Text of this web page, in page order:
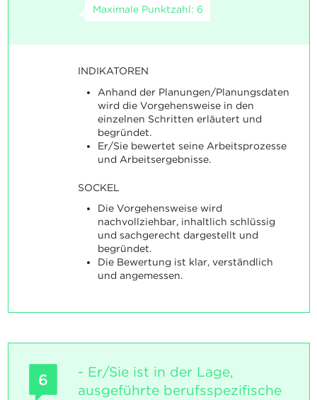
Maximale Punktzahl: 6
INDIKATOREN
Anhand der Planungen/Planungsdaten
wird die Vorgehensweise in den
einzelnen Schritten erläutert und
begründet.
Er/Sie bewertet seine Arbeitsprozesse
und Arbeitsergebnisse.
SOCKEL
Die Vorgehensweise wird
nachvollziehbar, inhaltlich schlüssig
und sachgerecht dargestellt und
begründet.
Die Bewertung ist klar, verständlich
und angemessen.
6
- Er/Sie ist in der Lage,
ausgeführte berufsspezifische